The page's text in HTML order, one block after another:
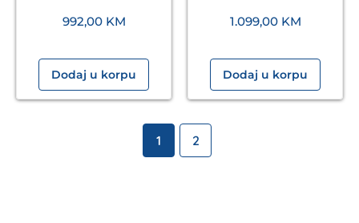
992,00 KM
Dodaj u korpu
1.099,00 KM
Dodaj u korpu
1 2